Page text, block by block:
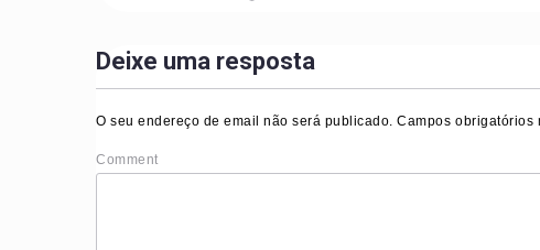
Deixe uma resposta
O seu endereço de email não será publicado. Campos obrigatórios
Comment